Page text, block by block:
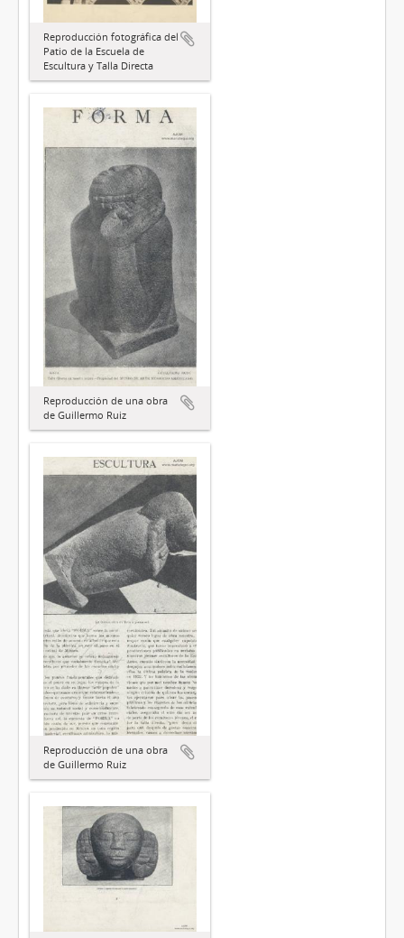
Reproducción fotográfica del
Patio de la Escuela de
Escultura y Talla Directa
Reproducción de una obra
de Guillermo Ruiz
Reproducción de una obra
de Guillermo Ruiz